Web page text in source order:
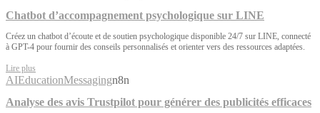
Chatbot d’accompagnement psychologique sur LINE
Créez un chatbot d’écoute et de soutien psychologique disponible 24/7 sur LINE, connecté
à GPT-4 pour fournir des conseils personnalisés et orienter vers des ressources adaptées.
Lire plus
AIEducationMessagingn8n
Analyse des avis Trustpilot pour générer des publicités efficaces